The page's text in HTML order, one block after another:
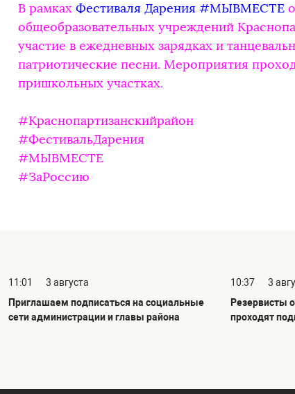
В рамках Фестиваля Дарения #МЫВМЕСТЕ
общеобразовательных учреждений
участие в ежедневных зарядках и
патриотические песни. Мероприятия
пришкольных участках.
#Краснопартизанскийрайон
#ФестивальДарения
#МЫВМЕСТЕ
#ЗаРоссию
11:01
3 августа
Приглашаем подписаться на социальные
сети администрации и главы района
10:37
3
Резервисты
проходят